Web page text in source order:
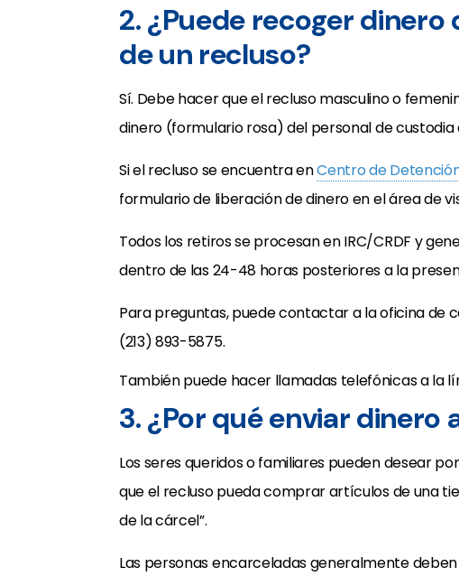
2. ¿Puede recoger
de un recluso?
Sí. Debe hacer que el recluso masculino o
dinero (formulario rosa) del personal de custodia
Si el recluso se encuentra enCentro de
formulario de liberación de dinero en el área de
Todos los retiros se procesan en IRC/CRDF y
dentro de las 24-48 horas posteriores a la
Para preguntas, puede contactar a la oficina de
(213) 893-5875.
También puede hacer llamadas telefónicas a la
3. ¿Por qué enviar dinero
Los seres queridos o familiares pueden desear
que el recluso pueda comprar artículos de una
de la cárcel”.
Las personas encarceladas generalmente